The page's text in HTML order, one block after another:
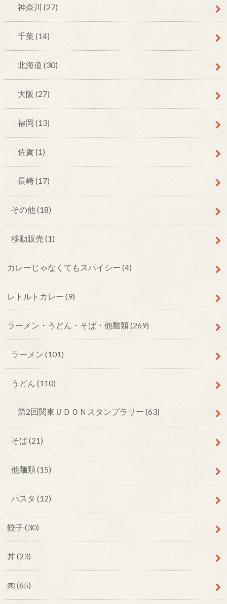
神奈川 (27)
千葉(14)
北海道 (30)
大阪 (27)
福岡 (13)
佐賀 (1)
長崎(17)
その他 (18)
移動販売 (1)
カレーじゃなくてもスパイシー (4)
レトルトカレー (9)
ラーメン・うどん・そば・他麺類(269)
ラーメン (101)
うどん (110)
第2回関東ＵＤＯＮスタンプラリー (63)
そば(21)
他麺類(15)
パスタ (12)
餃子 (30)
丼(23)
肉 (65)